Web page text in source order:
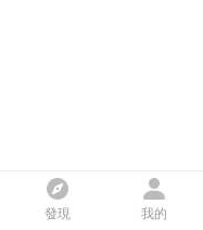
發現 我的